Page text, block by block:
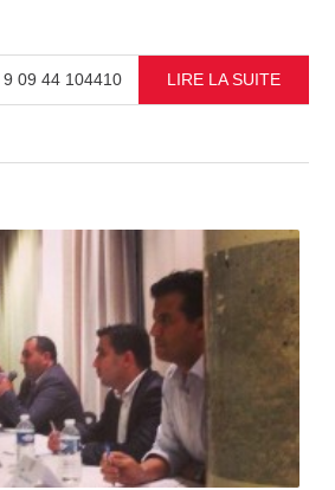
09 44 104410 LIRE LA SUITE